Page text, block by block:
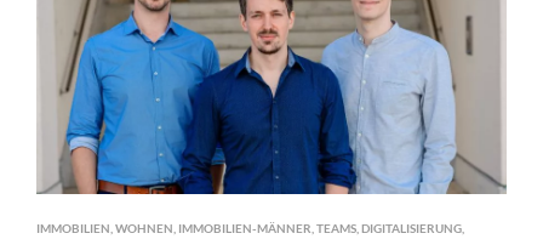
IMMOBILIEN WOHNEN IMMOBILIEN-MÄNNER TEAMS DIGITALISIERUNG